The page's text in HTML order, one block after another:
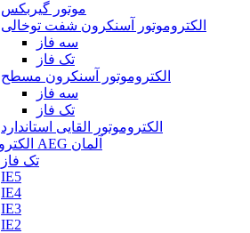
موتور گیربکس
الکتروموتور آسنکرون شفت توخالی
سه فاز
تک فاز
الکتروموتور آسنکرون مسطح
سه فاز
تک فاز
الکتروموتور القایی استاندارد
الکتروموتور AEG آلمان
تک فاز
IE5
IE4
IE3
IE2